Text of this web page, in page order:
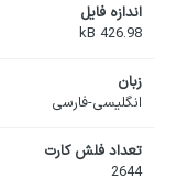
اندازه فایل
426.98 kB
زبان
انگلیسی-فارسی
تعداد فلش کارت
2644